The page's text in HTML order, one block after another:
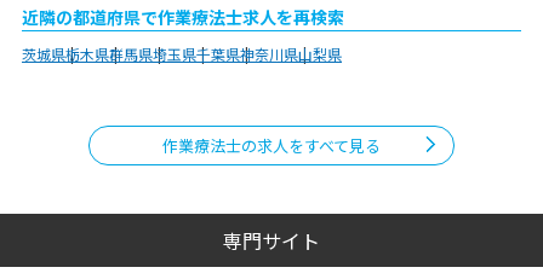
近隣の都道府県で作業療法士求人を再検索
茨城県栃木県群馬県埼玉県千葉県神奈川県山梨県
作業療法士の求人をすべて見る
専門サイト